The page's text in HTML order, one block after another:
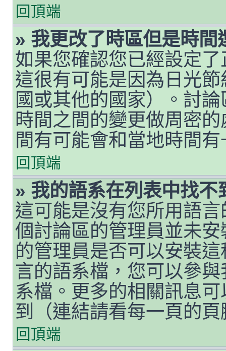
回頂端
» 我更改了時區但是時間
如果您確認您已經設定
這很有可能是因為日光
國或其他的國家）。討
時間之間的變更做周密
間有可能會和當地時間
回頂端
» 我的語系在列表中找不
這可能是沒有您所用語
個討論區的管理員並未
的管理員是否可以安裝
言的語系檔，您可以參
系檔。更多的相關訊息
到（連結請看每一頁的頁
回頂端